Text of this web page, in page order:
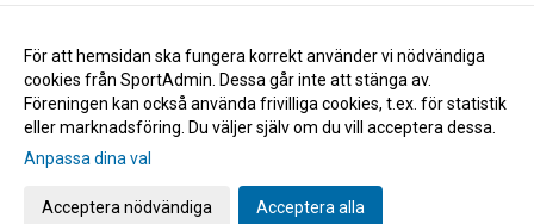
2017-11-06 13:07
Prova på Pilates gratis i 6 söndagar vecka 45-50 2017-11-06 13:02
Gå till Webbversion
För att hemsidan ska fungera korrekt använder vi nödvändiga
cookies från SportAdmin. Dessa går inte att stänga av.
Föreningen kan också använda frivilliga cookies, t.ex. för statistik
eller marknadsföring. Du väljer själv om du vill acceptera dessa.
Anpassa dina val
Acceptera nödvändiga Acceptera alla